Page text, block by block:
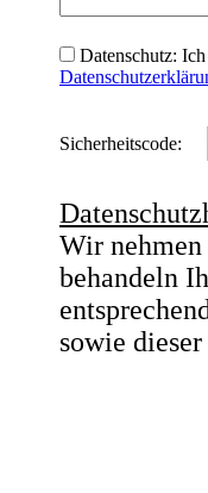
Datenschutz:
Sicherheitscode:
Wir nehmen
behandeln
sowie dieser